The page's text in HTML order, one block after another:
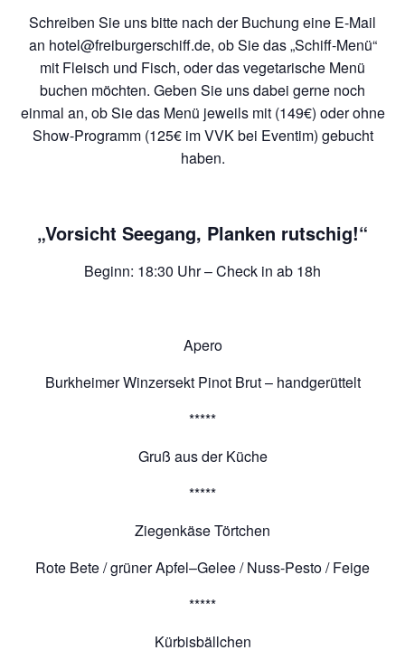
Schreiben Sie uns bitte nach der Buchung eine E-Mail
an hotel@freiburgerschiff.de, ob Sie das „Schiff-Menü“
mit Fleisch und Fisch, oder das vegetarische Menü
buchen möchten. Geben Sie uns dabei gerne noch
einmal an, ob Sie das Menü jeweils mit (149€) oder ohne
Show-Programm (125€ im VVK bei Eventim) gebucht
haben.
„Vorsicht Seegang, Planken rutschig!“
Beginn: 18:30 Uhr – Check in ab 18h
Apero
Burkheimer Winzersekt Pinot Brut – handgerüttelt
*****
Gruß aus der Küche
*****
Ziegenkäse Törtchen
Rote Bete / grüner Apfel–Gelee / Nuss-Pesto / Feige
*****
Kürbisbällchen